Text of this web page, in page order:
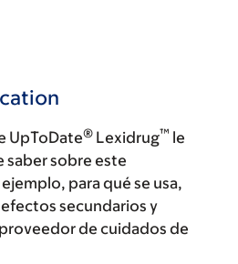
UpToDate® Lexidrug™ le
saber sobre este
para qué se usa,
secundarios y
de cuidados de